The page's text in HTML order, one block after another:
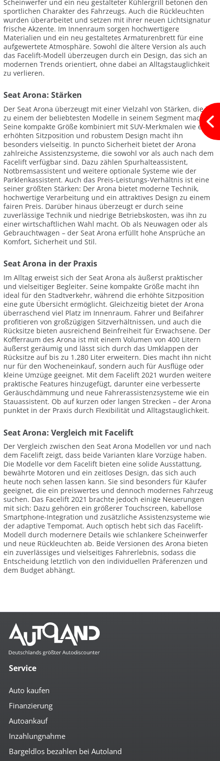
Scheinwerfer und ein neu gestalteter Kühlergrill betonen den
sportlichen Charakter des Fahrzeugs. Auch die Rückleuchten
wurden überarbeitet und setzen mit ihrer neuen Lichtsignatur
frische Akzente. Im Innenraum sorgen hochwertigere
Materialien und ein neu gestaltetes Armaturenbrett für eine
aufgewertete Atmosphäre. Sowohl die ältere Version als auch
das Facelift-Modell überzeugen durch ein Design, das sich an
modernen Trends orientiert, ohne dabei an Alltagstauglichkeit
zu verlieren.
Seat Arona: Stärken
Der Seat Arona überzeugt mit einer Vielzahl von Stärken, die ihn
zu einem der beliebtesten Modelle in seinem Segment machen.
Seine kompakte Größe kombiniert mit SUV-Merkmalen wie einer
erhöhten Sitzposition und robustem Design macht ihn
besonders vielseitig. In puncto Sicherheit bietet der Arona
zahlreiche Assistenzsysteme, die sowohl vor als auch nach dem
Facelift verfügbar sind. Dazu zählen Spurhalteassistent,
Notbremsassistent und weitere optionale Systeme wie der
Parklenkassistent. Auch das Preis-Leistungs-Verhältnis ist eine
seiner größten Stärken: Der Arona bietet moderne Technik,
hochwertige Verarbeitung und ein attraktives Design zu einem
fairen Preis. Darüber hinaus überzeugt er durch seine
zuverlässige Technik und niedrige Betriebskosten, was ihn zu
einer wirtschaftlichen Wahl macht. Ob als Neuwagen oder als
Gebrauchtwagen – der Seat Arona erfüllt hohe Ansprüche an
Komfort, Sicherheit und Stil.
Seat Arona in der Praxis
Im Alltag erweist sich der Seat Arona als äußerst praktischer
und vielseitiger Begleiter. Seine kompakte Größe macht ihn
ideal für den Stadtverkehr, während die erhöhte Sitzposition
eine gute Übersicht ermöglicht. Gleichzeitig bietet der Arona
überraschend viel Platz im Innenraum. Fahrer und Beifahrer
profitieren von großzügigen Sitzverhältnissen, und auch die
Rücksitze bieten ausreichend Beinfreiheit für Erwachsene. Der
Kofferraum des Arona ist mit einem Volumen von 400 Litern
äußerst geräumig und lässt sich durch das Umklappen der
Rücksitze auf bis zu 1.280 Liter erweitern. Dies macht ihn nicht
nur für den Wocheneinkauf, sondern auch für Ausflüge oder
kleine Umzüge geeignet. Mit dem Facelift 2021 wurden weitere
praktische Features hinzugefügt, darunter eine verbesserte
Geräuschdämmung und neue Fahrerassistenzsysteme wie ein
Stauassistent. Ob auf kurzen oder langen Strecken – der Arona
punktet in der Praxis durch Flexibilität und Alltagstauglichkeit.
Seat Arona: Vergleich mit Facelift
Der Vergleich zwischen den Seat Arona Modellen vor und nach
dem Facelift zeigt, dass beide Varianten klare Vorzüge haben.
Die Modelle vor dem Facelift bieten eine solide Ausstattung,
bewährte Motoren und ein zeitloses Design, das sich auch
heute noch sehen lassen kann. Sie sind besonders für Käufer
geeignet, die ein preiswertes und dennoch modernes Fahrzeug
suchen. Das Facelift 2021 brachte jedoch einige Neuerungen
mit sich: Dazu gehören ein größerer Touchscreen, kabellose
Smartphone-Integration und zusätzliche Assistenzsysteme wie
der adaptive Tempomat. Auch optisch hebt sich das Facelift-
Modell durch modernere Details wie schlankere Scheinwerfer
und neue Rückleuchten ab. Beide Versionen des Arona bieten
ein zuverlässiges und vielseitiges Fahrerlebnis, sodass die
Entscheidung letztlich von den individuellen Präferenzen und
dem Budget abhängt.
Service
Auto kaufen
Finanzierung
Autoankauf
Inzahlungnahme
Bargeldlos bezahlen bei Autoland